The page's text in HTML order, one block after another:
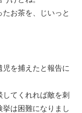
お茶を、じいっと
を捕えたと報告に
てくれれば敵を刺
は困難になりまし